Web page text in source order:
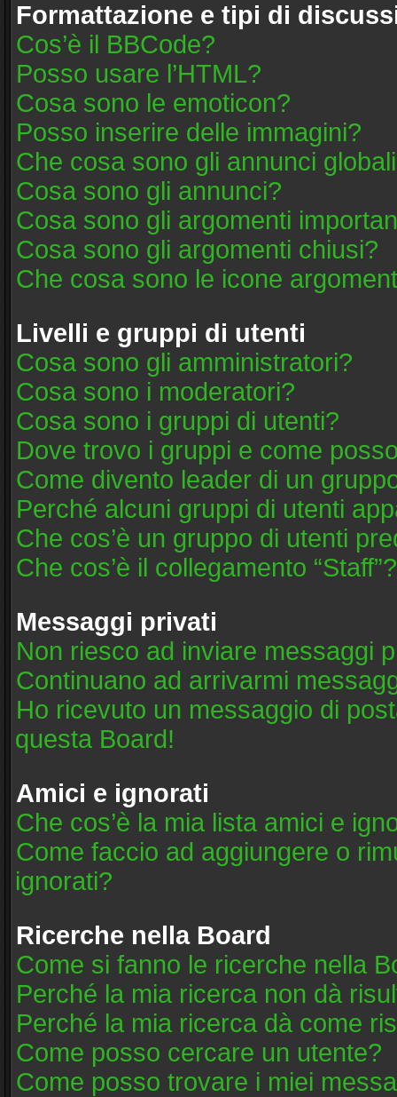
Formattazione e tipi di
Cos’è il BBCode?
Posso usare l’HTML?
Cosa sono le emoticon?
Posso inserire delle immagini?
Che cosa sono gli annunci
Cosa sono gli annunci?
Cosa sono gli argomenti
Cosa sono gli argomenti chiusi?
Che cosa sono le icone
Livelli e gruppi di utenti
Cosa sono gli amministratori?
Cosa sono i moderatori?
Cosa sono i gruppi di utenti?
Dove trovo i gruppi e come
Come divento leader di un
Perché alcuni gruppi di utenti
Che cos’è un gruppo di utenti
Che cos’è il collegamento “Staff”?
Messaggi privati
Non riesco ad inviare messaggi
Continuano ad arrivarmi
Ho ricevuto un messaggio di
questa Board!
Amici e ignorati
Che cos’è la mia lista amici e
Come faccio ad aggiungere o
ignorati?
Ricerche nella Board
Come si fanno le ricerche nella
Perché la mia ricerca non dà
Perché la mia ricerca dà come
Come posso cercare un utente?
Come posso trovare i miei